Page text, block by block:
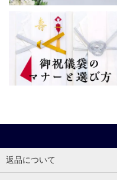
返品について